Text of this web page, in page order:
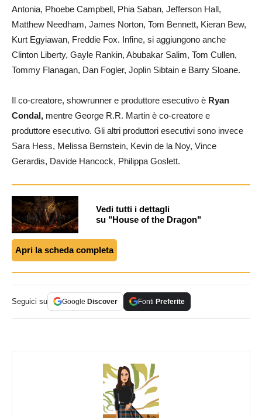
Antonia, Phoebe Campbell, Phia Saban, Jefferson Hall,
Matthew Needham, James Norton, Tom Bennett, Kieran Bew,
Kurt Egyiawan, Freddie Fox. Infine, si aggiungono anche
Clinton Liberty, Gayle Rankin, Abubakar Salim, Tom Cullen,
Tommy Flanagan, Dan Fogler, Joplin Sibtain e Barry Sloane.
Il co-creatore, showrunner e produttore esecutivo è Ryan
Condal, mentre George R.R. Martin è co-creatore e
produttore esecutivo. Gli altri produttori esecutivi sono invece
Sara Hess, Melissa Bernstein, Kevin de la Noy, Vince
Gerardis, Davide Hancock, Philippa Goslett.
Vedi tutti i dettagli
su "House of the Dragon"
Apri la scheda completa
Seguici su Google Discover Fonti Preferite